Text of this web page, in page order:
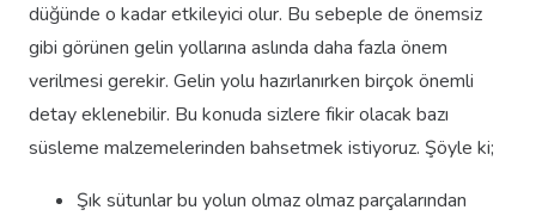
düğünde o kadar etkileyici olur. Bu sebeple de önemsiz
gibi görünen gelin yollarına aslında daha fazla önem
verilmesi gerekir. Gelin yolu hazırlanırken birçok önemli
detay eklenebilir. Bu konuda sizlere fikir olacak bazı
süsleme malzemelerinden bahsetmek istiyoruz. Şöyle ki;
Şık sütunlar bu yolun olmaz olmaz parçalarından